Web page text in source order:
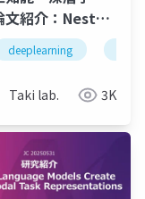
深層学習
文紹介：Nested
The
of Deep
deeplearning
Taki lab. 3K